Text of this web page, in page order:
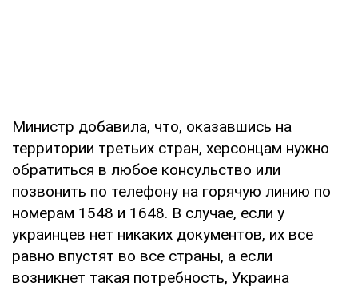
Министр добавила, что, оказавшись на
территории третьих стран, херсонцам нужно
обратиться в любое консульство или
позвонить по телефону на горячую линию по
номерам 1548 и 1648. В случае, если у
украинцев нет никаких документов, их все
равно впустят во все страны, а если
возникнет такая потребность, Украина